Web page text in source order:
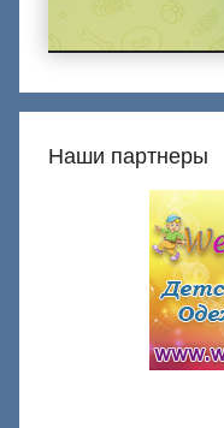
Наши партнеры